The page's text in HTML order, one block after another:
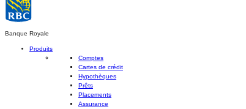
Banque Royale
Produits
Comptes
Cartes de crédit
Hypothèques
Prêts
Placements
Assurance